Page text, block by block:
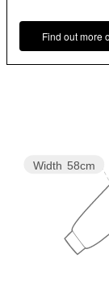
Find out more
Width 58cm